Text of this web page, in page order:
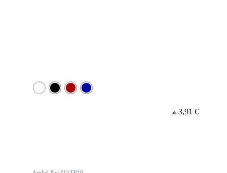
ab 3,91 €